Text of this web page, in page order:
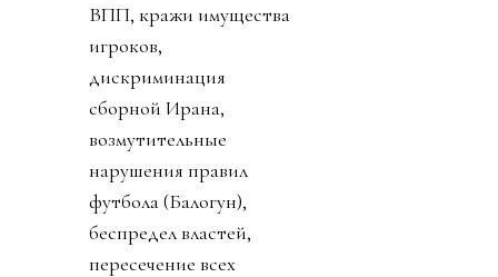
ВПП, кражи имущества
игроков,
дискриминация
сборной Ирана,
возмутительные
нарушения правил
футбола (Балогун),
беспредел властей,
пересечение всех